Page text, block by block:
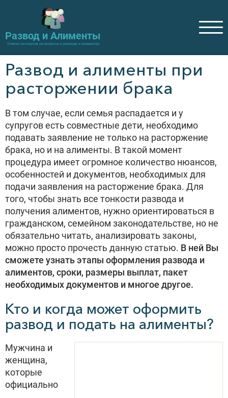
Развод и Алименты
Ответы экспертов на вопросы о разводе и алиментах
Развод и алименты при
расторжении брака
В том случае, если семья распадается и у
супругов есть совместные дети, необходимо
подавать заявление не только на расторжение
брака, но и на алименты. В такой момент
процедура имеет огромное количество нюансов,
особенностей и документов, необходимых для
подачи заявления на расторжение брака. Для
того, чтобы знать все тонкости развода и
получения алиментов, нужно ориентироваться в
гражданском, семейном законодательстве, но не
обязательно читать, анализировать законы,
можно просто прочесть данную статью. В ней Вы
сможете узнать этапы оформления развода и
алиментов, сроки, размеры выплат, пакет
необходимых документов и многое другое.
Кто и когда может оформить
развод и подать на алименты?
Мужчина и
женщина,
которые
официально